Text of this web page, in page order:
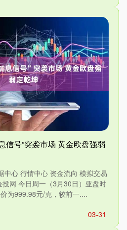
信号”突袭市场 黄金欧盘强弱
中心 行情中心 资金流向 模拟交易
网 今日周一（3月30日）亚盘时
为999.98元/克，较前一....
03-31